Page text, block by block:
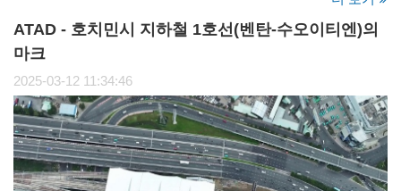
ATAD - 호치민시 지하철 1호선(벤탄-수오이티엔)의
마크
2025-03-12 11:34:46